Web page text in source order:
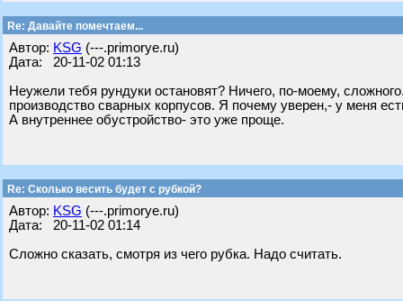
Re: Давайте помечтаем...
Автор: KSG (---.primorye.ru)
Дата: 20-11-02 01:13
Неужели тебя рундуки остановят? Ничего, по-моему,
производство сварных корпусов. Я почему уверен,- у меня
А внутреннее обустройство- это уже проще.
Re: Сколько весить будет с рубкой?
Автор: KSG (---.primorye.ru)
Дата: 20-11-02 01:14
Сложно сказать, смотря из чего рубка. Надо считать.